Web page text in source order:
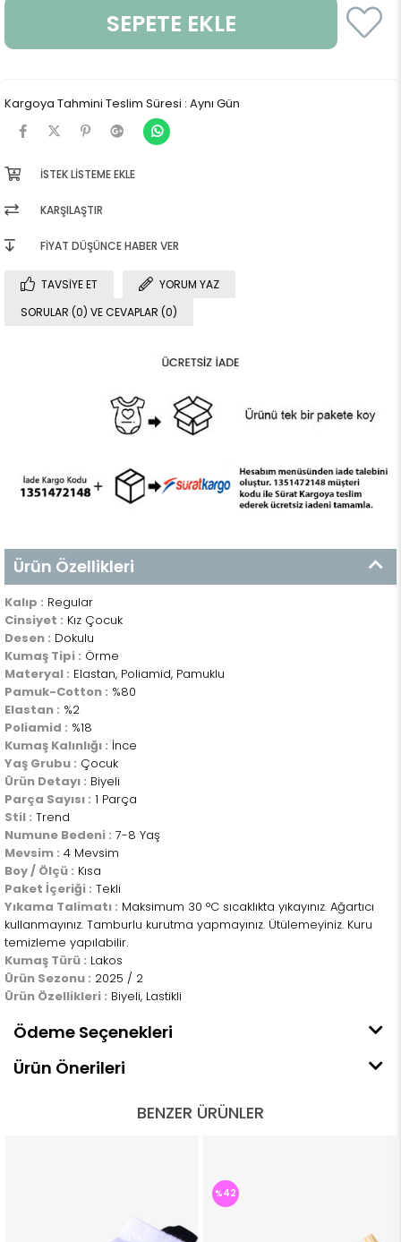
Kargoya Tahmini Teslim Süresi : Aynı Gün
İSTEK LISTEME EKLE
KARŞILAŞTIR
FIYAT DÜŞÜNCE HABER VER
TAVSIYE ET
YORUM YAZ
SORULAR (0) VE CEVAPLAR (0)
Ürün Özellikleri
Kalıp : Regular
Cinsiyet : Kız Çocuk
Desen : Dokulu
Kumaş Tipi : Örme
Materyal : Elastan, Poliamid, Pamuklu
Pamuk-Cotton : %80
Elastan : %2
Poliamid : %18
Kumaş Kalınlığı : İnce
Yaş Grubu : Çocuk
Ürün Detayı : Biyeli
Parça Sayısı : 1 Parça
Stil : Trend
Numune Bedeni : 7-8 Yaş
Mevsim : 4 Mevsim
Boy / Ölçü : Kısa
Paket İçeriği : Tekli
Yıkama Talimatı : Maksimum 30 °C sıcaklıkta yıkayınız. Ağartıcı
kullanmayınız. Tamburlu kurutma yapmayınız. Ütülemeyiniz. Kuru
temizleme yapılabilir.
Kumaş Türü : Lakos
Ürün Sezonu : 2025 / 2
Ürün Özellikleri : Biyeli, Lastikli
Ödeme Seçenekleri
Ürün Önerileri
BENZER ÜRÜNLER
%42